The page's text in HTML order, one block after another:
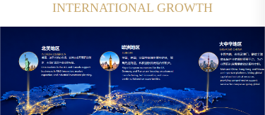
INTERNATIONAL GROWTH